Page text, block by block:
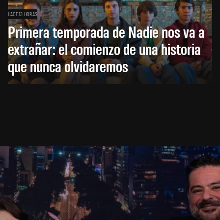
HACE 13 HORAS
Primera temporada de Nadie nos va a
extrañar: el comienzo de una historia
que nunca olvidaremos